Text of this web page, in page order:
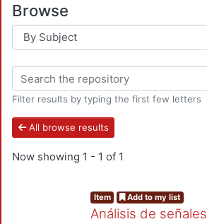
Browse
Filter results by typing the first few letters
All browse results
Now showing 1 - 1 of 1
Item Add to my list
Análisis de señales